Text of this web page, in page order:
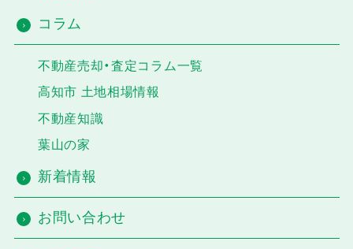
コラム
不動産売却・査定コラム一覧
高知市 土地相場情報
不動産知識
葉山の家
新着情報
お問い合わせ